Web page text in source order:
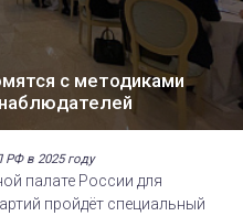
с методиками
РФ в 2025 году
палате России для
пройдёт специальный